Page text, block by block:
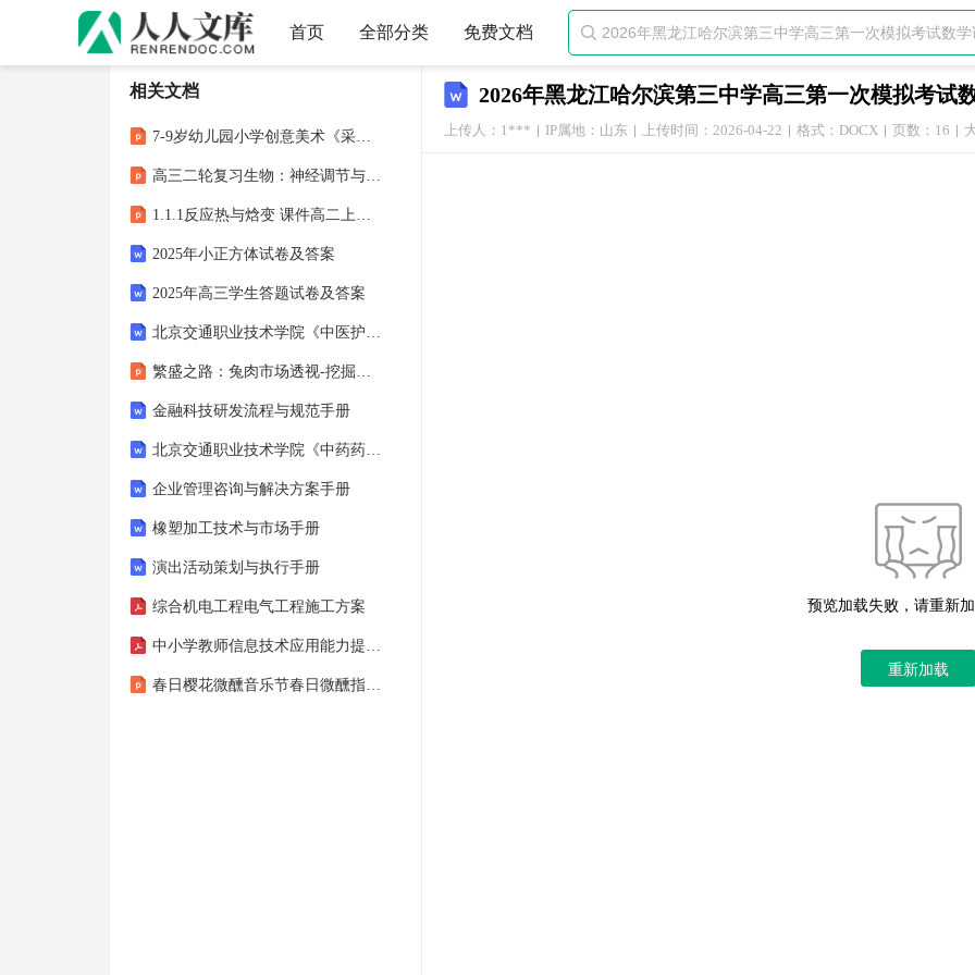
首页 全部分类 免费文档 
2026年黑龙江哈尔滨第三中学高三第一次模拟考试
上传人：1*** IP属地：山东 上传时间：2026-04-22 格式：DOCX 页数：16
预览加载失败，请重新
重新加载
相关文档
7-9岁幼儿园小学创意美术《采蜜忙》课件完整版可编辑无水印
高三二轮复习生物：神经调节与体液调节课件
1.1.1反应热与焓变 课件高二上学期化学人教版选择性必修1
2025年小正方体试卷及答案
2025年高三学生答题试卷及答案
北京交通职业技术学院《中医护理学》2025-2026学年期末试卷
繁盛之路：兔肉市场透视-挖掘养殖业新的增长点
金融科技研发流程与规范手册
北京交通职业技术学院《中药药理学》2025-2026学年期末试卷
企业管理咨询与解决方案手册
橡塑加工技术与市场手册
演出活动策划与执行手册
综合机电工程电气工程施工方案
中小学教师信息技术应用能力提升培训研修学习心得
春日樱花微醺音乐节春日微醺指南主题4月活动策划方案